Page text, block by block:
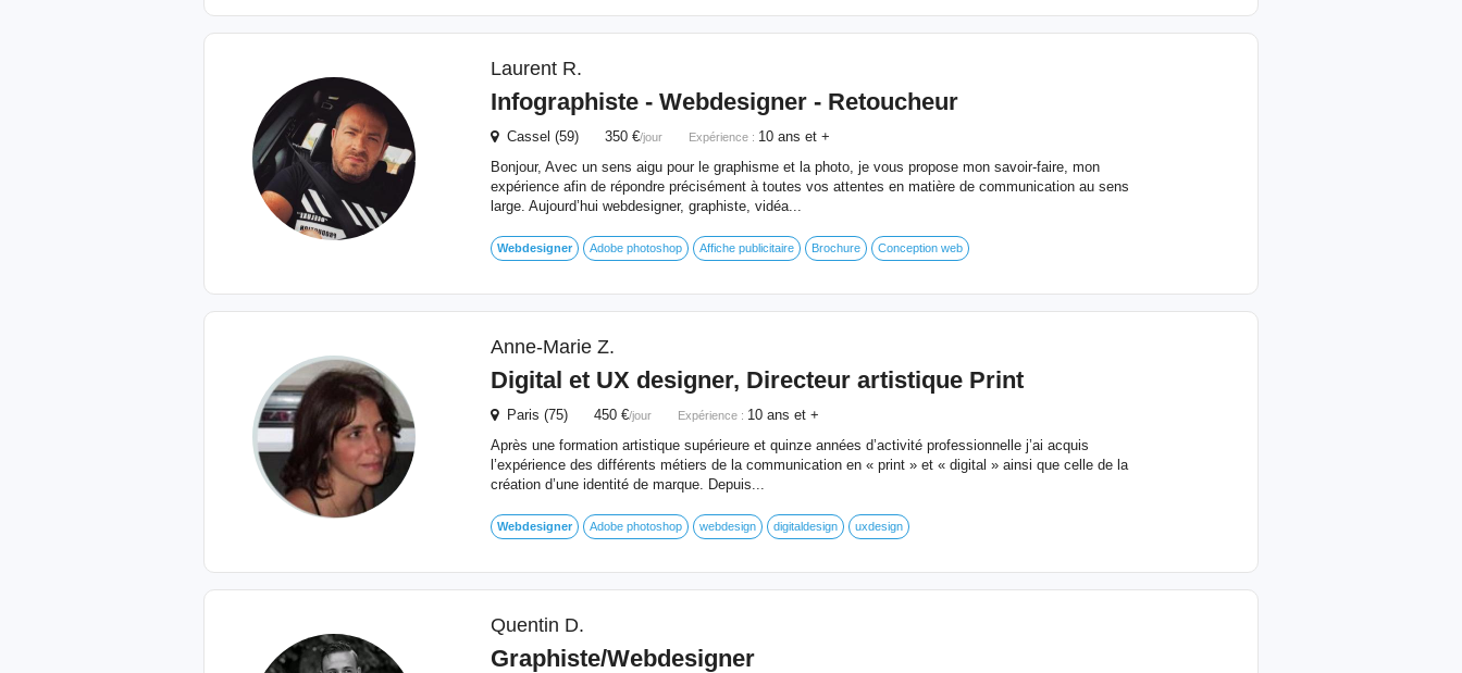
Laurent R.
Infographiste - Webdesigner- Retoucheur
Cassel (59) 350 €/jour Expérience : 10 ans et +
Bonjour, Avec un sens aigu pour le graphisme et la photo, je vous propose mon savoir-faire, mon
expérience afin de répondre précisément à toutes vos attentes en matière de communication au sens
large. Aujourd’hui webdesigner, graphiste, vidéa...
Webdesigner Adobe photoshop Affiche publicitaire Brochure Conception web
Anne-Marie Z.
Digital et UX designer, Directeur artistique Print
Paris (75) 450 €/jour Expérience : 10 ans et +
Après une formation artistique supérieure et quinze années d’activité professionnelle j’ai acquis
l’expérience des différents métiers de la communication en « print » et « digital » ainsi que celle de la
création d’une identité de marque. Depuis...
Webdesigner Adobe photoshop webdesign digitaldesign uxdesign
Quentin D.
Graphiste/Webdesigner